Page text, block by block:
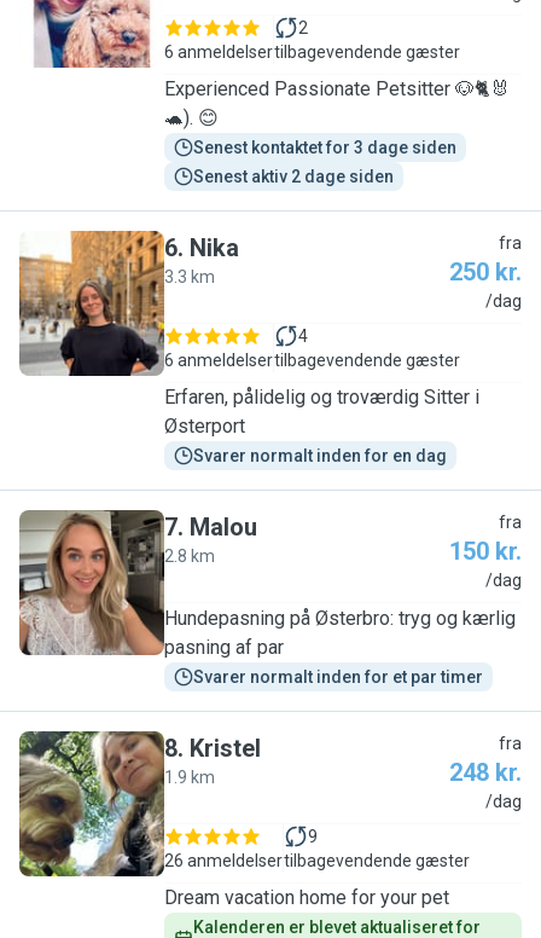
6 anmeldelser
2
tilbagevendende gæster
Experienced Passionate Petsitter 🐶🐈🐰
🐢). 😊
Senest kontaktet for 3 dage siden
Senest aktiv 2 dage siden
N
6. Nika
3.3 km
fra
250 kr.
/dag
6 anmeldelser
4
tilbagevendende gæster
Erfaren, pålidelig og troværdig Sitter i
Østerport
Svarer normalt inden for en dag
M
7. Malou
2.8 km
fra
150 kr.
/dag
Hundepasning på Østerbro: tryg og kærlig
pasning af par
Svarer normalt inden for et par timer
K
8. Kristel
1.9 km
fra
248 kr.
/dag
26 anmeldelser
9
tilbagevendende gæster
Dream vacation home for your pet
Kalenderen er blevet aktualiseret for